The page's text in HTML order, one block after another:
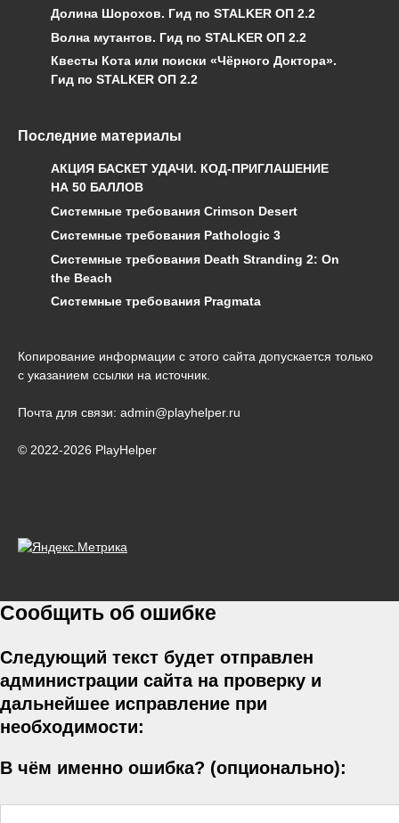
Долина Шорохов. Гид по STALKER ОП 2.2
Волна мутантов. Гид по STALKER ОП 2.2
Квесты Кота или поиски «Чёрного Доктора».
Гид по STALKER ОП 2.2
Последние материалы
АКЦИЯ БАСКЕТ УДАЧИ. КОД-ПРИГЛАШЕНИЕ
НА 50 БАЛЛОВ
Системные требования Crimson Desert
Системные требования Pathologic 3
Системные требования Death Stranding 2: On
the Beach
Системные требования Pragmata
Копирование информации с этого сайта допускается только
с указанием ссылки на источник.
Почта для связи: admin@playhelper.ru
© 2022-2026 PlayHelper
Сообщить об ошибке
Следующий текст будет отправлен
администрации сайта на проверку и
дальнейшее исправление при
необходимости:
В чём именно ошибка? (опционально):